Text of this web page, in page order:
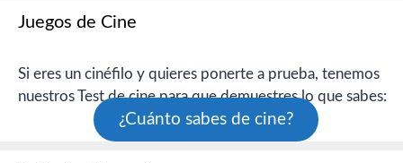
Juegos de Cine
Si eres un cinéfilo y quieres ponerte a prueba, tenemos
nuestros Test de cine para que demuestres lo que sabes:
¿Cuánto sabes de cine?